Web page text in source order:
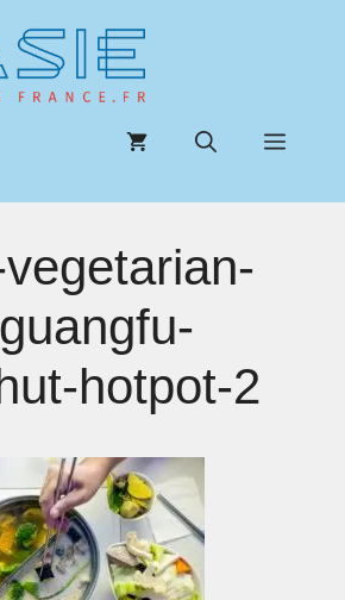
Menu
hotpot-2